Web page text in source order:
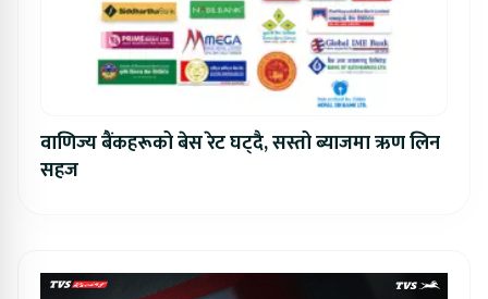
वाणिज्य बैंकहरूको बेस रेट घट्दै, सस्तो ब्याजमा ऋण लिन
सहज